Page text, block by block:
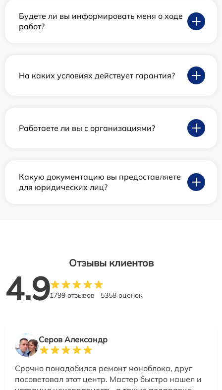
Будете ли вы информировать меня о ходе
работ?
На каких условиях действует гарантия?
Работаете ли вы с организациями?
Какую документацию вы предоставляете
для юридических лиц?
Отзывы клиентов
4.91799 отзывов 5358 оценок
Серов Александр
Срочно понадобился ремонт моноблока, друг
посоветовал этот центр. Мастер быстро нашел и